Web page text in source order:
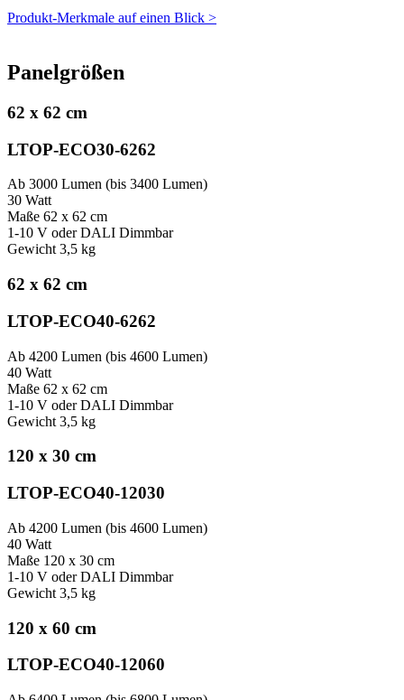
Produkt-Merkmale auf einen Blick >
Panelgrößen
62 x 62 cm
LTOP-ECO30-6262
Ab 3000 Lumen (bis 3400 Lumen)
30 Watt
Maße 62 x 62 cm
1-10 V oder DALI Dimmbar
Gewicht 3,5 kg
62 x 62 cm
LTOP-ECO40-6262
Ab 4200 Lumen (bis 4600 Lumen)
40 Watt
Maße 62 x 62 cm
1-10 V oder DALI Dimmbar
Gewicht 3,5 kg
120 x 30 cm
LTOP-ECO40-12030
Ab 4200 Lumen (bis 4600 Lumen)
40 Watt
Maße 120 x 30 cm
1-10 V oder DALI Dimmbar
Gewicht 3,5 kg
120 x 60 cm
LTOP-ECO40-12060